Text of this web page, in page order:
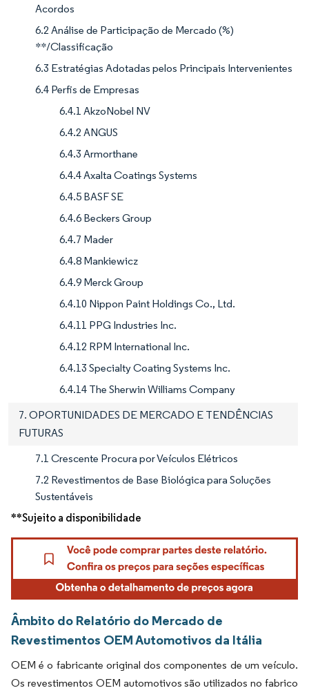
Acordos
6.2 Análise de Participação de Mercado (%)
**/Classificação
6.3 Estratégias Adotadas pelos Principais Intervenientes
6.4 Perfis de Empresas
6.4.1 AkzoNobel NV
6.4.2 ANGUS
6.4.3 Armorthane
6.4.4 Axalta Coatings Systems
6.4.5 BASF SE
6.4.6 Beckers Group
6.4.7 Mader
6.4.8 Mankiewicz
6.4.9 Merck Group
6.4.10 Nippon Paint Holdings Co., Ltd.
6.4.11 PPG Industries Inc.
6.4.12 RPM International Inc.
6.4.13 Specialty Coating Systems Inc.
6.4.14 The Sherwin Williams Company
7. OPORTUNIDADES DE MERCADO E TENDÊNCIAS
FUTURAS
7.1 Crescente Procura por Veículos Elétricos
7.2 Revestimentos de Base Biológica para Soluções
Sustentáveis
**Sujeito a disponibilidade
Âmbito do Relatório do Mercado de
Revestimentos OEM Automotivos da Itália
OEM é o fabricante original dos componentes de um veículo.
Os revestimentos OEM automotivos são utilizados no fabrico